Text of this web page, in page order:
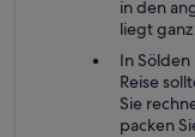
in den
liegt
In
Reise
Sie
packen